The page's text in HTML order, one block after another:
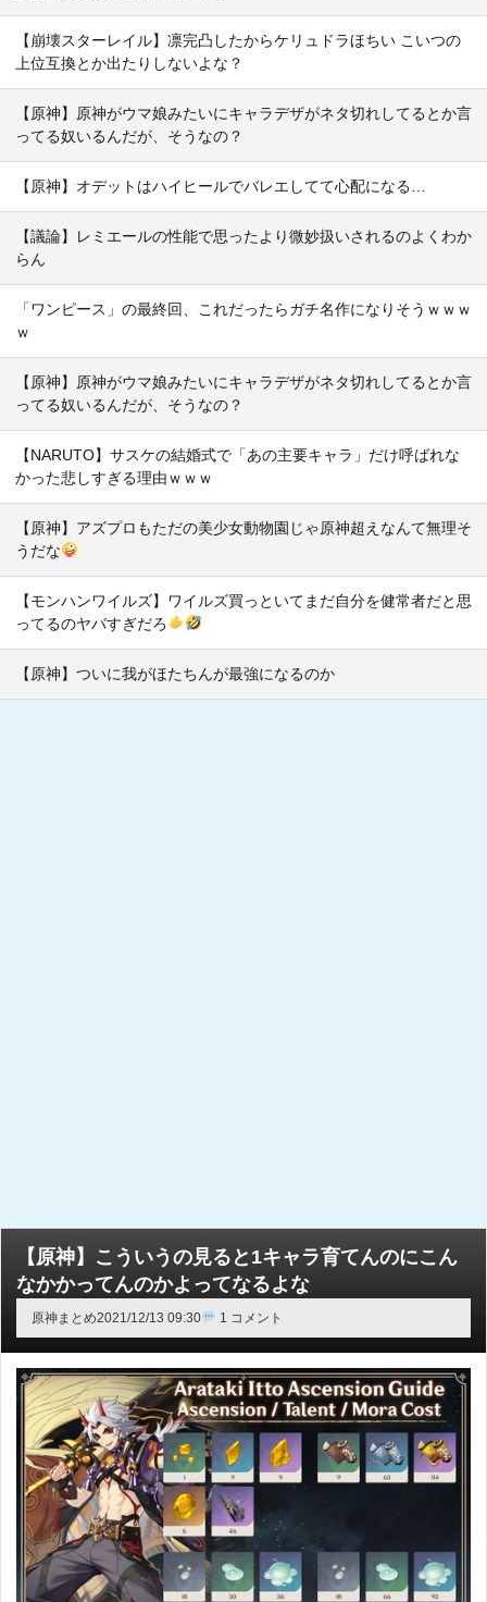
【崩壊スターレイル】凛完凸したからケリュドラほちい こいつの
上位互換とか出たりしないよな？
【原神】原神がウマ娘みたいにキャラデザがネタ切れしてるとか言
ってる奴いるんだが、そうなの？
【原神】オデットはハイヒールでバレエしてて心配になる…
【議論】レミエールの性能で思ったより微妙扱いされるのよくわか
らん
「ワンピース」の最終回、これだったらガチ名作になりそうｗｗｗ
ｗ
【原神】原神がウマ娘みたいにキャラデザがネタ切れしてるとか言
ってる奴いるんだが、そうなの？
【NARUTO】サスケの結婚式で「あの主要キャラ」だけ呼ばれな
かった悲しすぎる理由ｗｗｗ
【原神】アズプロもただの美少女動物園じゃ原神超えなんて無理そ
うだな
【モンハンワイルズ】ワイルズ買っといてまだ自分を健常者だと思
ってるのヤバすぎだろ
【原神】ついに我がほたちんが最強になるのか
【原神】こういうの見ると1キャラ育てんのにこん
なかかってんのかよってなるよな
原神まとめ2021/12/13 09:30 1 コメント